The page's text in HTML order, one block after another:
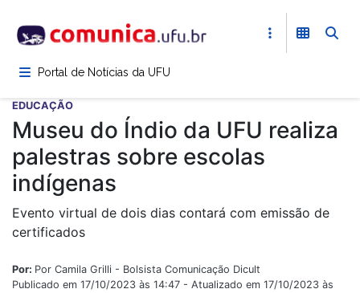
para
conteúdoPortal de Notícias da UFU
EDUCAÇÃO
Museu do Índio da UFU realiza
palestras sobre escolas
indígenas
Evento virtual de dois dias contará com emissão de
certificados
Por: Por Camila Grilli - Bolsista Comunicação Dicult
Publicado em 17/10/2023 às 14:47 - Atualizado em 17/10/2023 às